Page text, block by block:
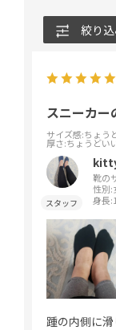
絞り
スニーカー
サイズ感:ちょう
厚さ:ちょうどい
靴の
性別:
身長:
踵の内側に